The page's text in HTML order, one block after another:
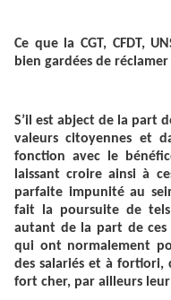
Ce que la CGT, CFDT,
bien gardées de réclamer
S’il est abject de la part
valeurs citoyennes et
fonction avec le
laissant croire ainsi à
parfaite impunité au
fait la poursuite de
autant de la part de ces
qui ont normalement
des salariés et à fortiori,
fort cher, par ailleurs